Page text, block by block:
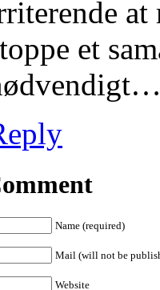
at
et
Name (required)
Mail (will not be
Website